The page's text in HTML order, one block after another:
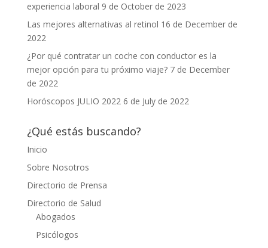
experiencia laboral 9 de October de 2023
Las mejores alternativas al retinol 16 de December de
2022
¿Por qué contratar un coche con conductor es la
mejor opción para tu próximo viaje? 7 de December
de 2022
Horóscopos JULIO 2022 6 de July de 2022
¿Qué estás buscando?
Inicio
Sobre Nosotros
Directorio de Prensa
Directorio de Salud
Abogados
Psicólogos